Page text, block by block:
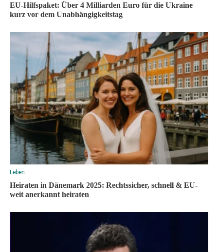
EU-Hilfspaket: Über 4 Milliarden Euro für die Ukraine
kurz vor dem Unabhängigkeitstag
Leben
Heiraten in Dänemark 2025: Rechtssicher, schnell & EU-
weit anerkannt heiraten